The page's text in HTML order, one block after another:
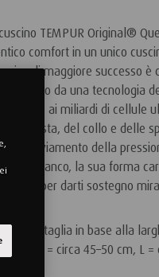
TEMPUR Original®
comfort in un unico
di maggiore successo
, nato da una tecnologia
Grazie ai miliardi di cellule
testa, del collo e delle
alleviamento della
e sul fianco, la sua forma
per darti sostegno
sulla taglia in base alla
cm, M = circa 45–50 cm, L =